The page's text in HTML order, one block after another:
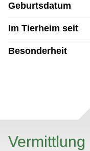
Geburtsdatum
Im Tierheim seit
Besonderheit
Vermittlung